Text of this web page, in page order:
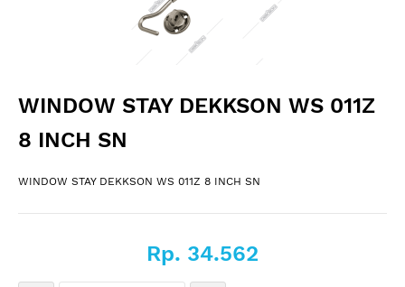
WINDOW STAY DEKKSON WS 011Z
8 INCH SN
WINDOW STAY DEKKSON WS 011Z 8 INCH SN
Rp. 34.562